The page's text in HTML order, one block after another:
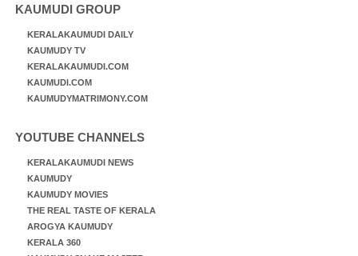
KAUMUDI GROUP
KERALAKAUMUDI DAILY
KAUMUDY TV
KERALAKAUMUDI.COM
KAUMUDI.COM
KAUMUDYMATRIMONY.COM
YOUTUBE CHANNELS
KERALAKAUMUDI NEWS
KAUMUDY
KAUMUDY MOVIES
THE REAL TASTE OF KERALA
AROGYA KAUMUDY
KERALA 360